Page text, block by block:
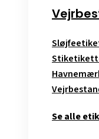
Se alle